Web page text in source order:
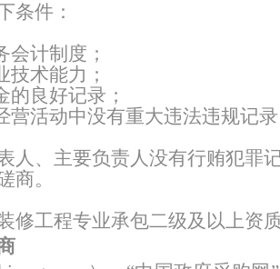
条件：
会计制度 ；
技术能力 ；
的良好记录 ；
营活动中没有重大违法违规记录
人、主要负责人没有行贿犯罪记
商。
修工程专业承包二级及以上资